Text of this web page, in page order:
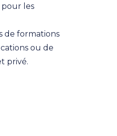
pour les
de formations
ou de
privé.